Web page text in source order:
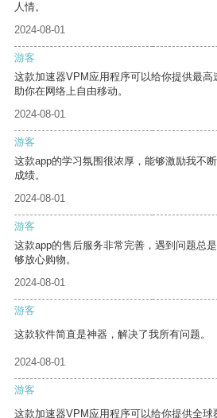
人情。
2024-08-01
游客
这款加速器VPM应用程序可以给你提供最
助你在网络上自由移动。
2024-08-01
游客
这款app的学习氛围很浓厚，能够激励我不
成绩。
2024-08-01
游客
这款app的售后服务非常完善，遇到问题总
够放心购物。
2024-08-01
游客
这款软件简直是神器，解决了我所有问题。
2024-08-01
游客
这款加速器VPM应用程序可以给你提供全球